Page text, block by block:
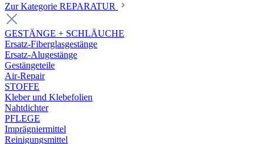
Zur Kategorie REPARATUR
GESTÄNGE + SCHLÄUCHE
Ersatz-Fiberglasgestänge
Ersatz-Alugestänge
Gestängeteile
Air-Repair
STOFFE
Kleber und Klebefolien
Nahtdichter
PFLEGE
Imprägniermittel
Reinigungsmittel